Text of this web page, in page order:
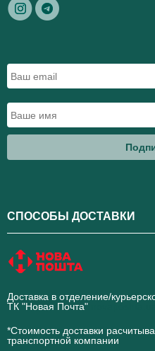
СПОСОБЫ ДОСТАВКИ
Доставка в отделение/
ТК "Новая Почта"
*Стоимость доставки
транспортной компании